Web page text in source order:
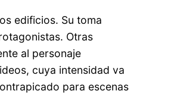
edificios. Su toma
Otras
al personaje
cuya intensidad va
para escenas